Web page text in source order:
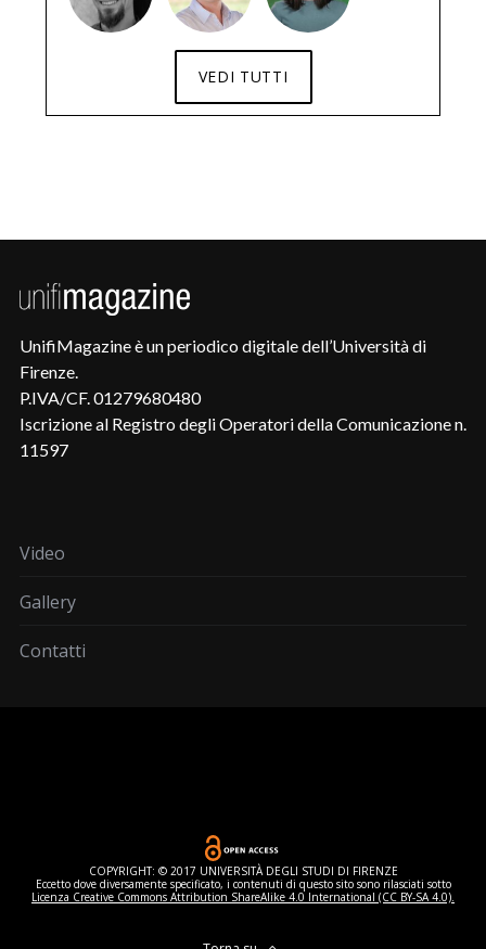
VEDI TUTTI
UnifiMagazine è un periodico digitale dell’Università di
Firenze.
P.IVA/CF. 01279680480
Iscrizione al Registro degli Operatori della Comunicazione n.
11597
Video
Gallery
Contatti
COPYRIGHT: © 2017 UNIVERSITÀ DEGLI STUDI DI FIRENZE
Eccetto dove diversamente specificato, i contenuti di questo sito sono rilasciati sotto
Licenza Creative Commons Attribution ShareAlike 4.0 International (CC BY-SA 4.0).
Torna su